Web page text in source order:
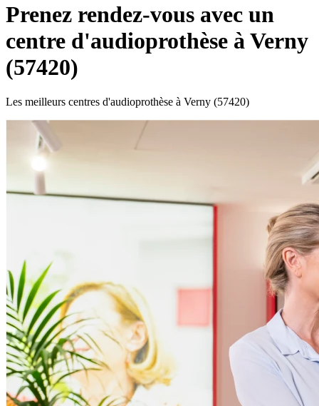
Prenez rendez-vous avec un
centre d'audioprothèse à Verny
(57420)
Les meilleurs centres d'audioprothèse à Verny (57420)